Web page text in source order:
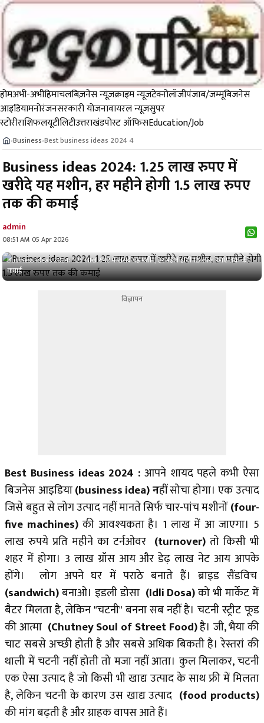
होमअभी-अभीहिमाचलबिज़नेस न्यूज़क्राइम न्यूजटेक्नोलॉजीपंजाब/जम्मूबिजनेस
आइडियामनोरंजनसरकारी योजनावायरल न्यूज़सुपर
स्टोरीराशिफलयूटीलिटीउत्तराखंडपोस्ट ऑफिसEducation/Job
›Business›Best business ideas 2024 4
Business ideas 2024: 1.25 लाख रुपए में
खरीदे यह मशीन, हर महीने होगी 1.5 लाख रुपए
तक की कमाई
admin
08:51 AM 05 Apr 2026
Business ideas 2024: 1.25 लाख रुपए में खरीदे यह मशीन, हर महीने होगी 1.5 लाख रुपए तक की
कमाई
विज्ञापन
Best Business ideas 2024 : आपने शायद पहले कभी ऐसा
बिजनेस आइडिया(business idea) नहीं सोचा होगा। एक उत्पाद
जिसे बहुत से लोग उत्पाद नहीं मानते सिर्फ चार-पांच मशीनों(four-
five machines) की आवश्यकता है। 1 लाख में आ जाएगा। 5
लाख रुपये प्रति महीने का टर्नओवर (turnover) तो किसी भी
शहर में होगा। 3 लाख ग्रॉस आय और डेढ़ लाख नेट आय आपके
होंगे। लोग अपने घर में पराठे बनाते हैं। ब्राइड सैंडविच
(sandwich)बनाओ। इडली डोसा(Idli Dosa)को भी मार्केट में
बैटर मिलता है, लेकिन "चटनी" बनना सब नहीं है। चटनी स्ट्रीट फूड
की आत्मा (Chutney Soul of Street Food)है। जी, भैया की
चाट सबसे अच्छी होती है और सबसे अधिक बिकती है। रेस्तरां की
थाली में चटनी नहीं होती तो मजा नहीं आता। कुल मिलाकर, चटनी
एक ऐसा उत्पाद है जो किसी भी खाद्य उत्पाद के साथ फ्री में मिलता
है, लेकिन चटनी के कारण उस खाद्य उत्पाद (food products)
की मांग बढ़ती है और ग्राहक वापस आते हैं।